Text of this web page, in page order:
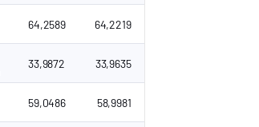
64,2589 64,2219
33,9872 33,9635
59,0486 58,9981